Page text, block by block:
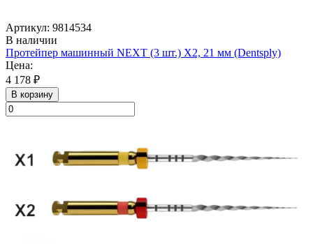
Артикул: 9814534
В наличии
Протейпер машинный NEXT (3 шт.) Х2, 21 мм (Dentsply)
Цена:
4 178 ₽
В корзину